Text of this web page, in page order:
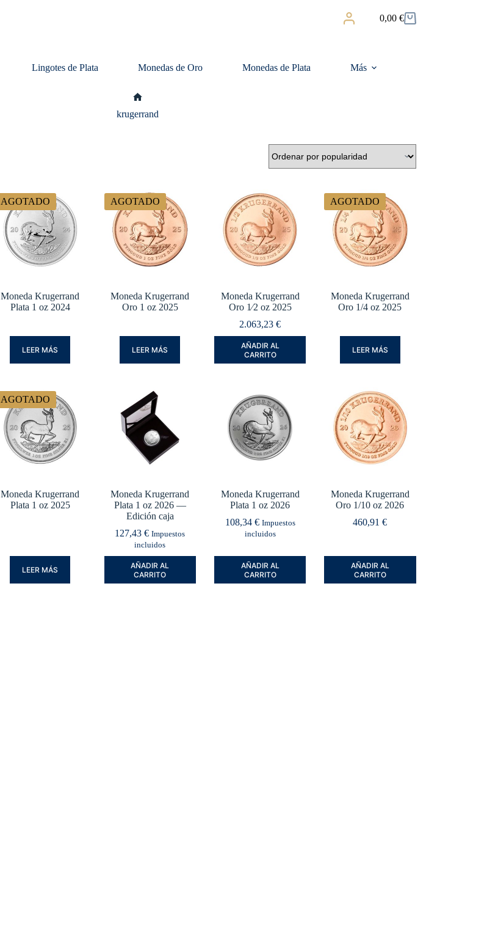
Carro
0,00 €
Lingotes de Plata Monedas de Oro Monedas de Plata Más
krugerrand
AGOTADO
Moneda Krugerrand
Plata 1 oz 2024
LEER MÁS
AGOTADO
Moneda Krugerrand
Oro 1 oz 2025
LEER MÁS
Moneda Krugerrand
Oro 1⁄2 oz 2025
2.063,23€
AÑADIR AL
CARRITO
AGOTADO
Moneda Krugerrand
Oro 1/4 oz 2025
LEER MÁS
AGOTADO
Moneda Krugerrand
Plata 1 oz 2025
LEER MÁS
Moneda Krugerrand
Plata 1 oz 2026 —
Edición caja
127,43€ Impuestos
incluidos
AÑADIR AL
CARRITO
Moneda Krugerrand
Plata 1 oz 2026
108,34 € Impuestos
incluidos
AÑADIR AL
CARRITO
Moneda Krugerrand
Oro 1/10 oz 2026
460,91€
AÑADIR AL
CARRITO